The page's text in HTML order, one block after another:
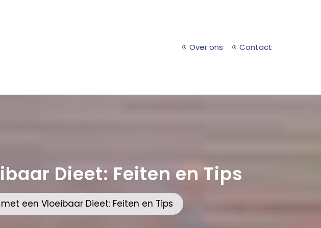
Over ons Contact
Dieet: Feiten en Tips
een Vloeibaar Dieet: Feiten en Tips